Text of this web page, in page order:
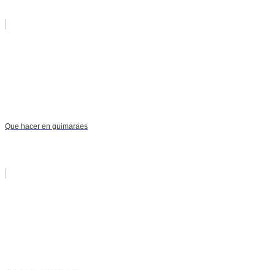
Que hacer en guimaraes